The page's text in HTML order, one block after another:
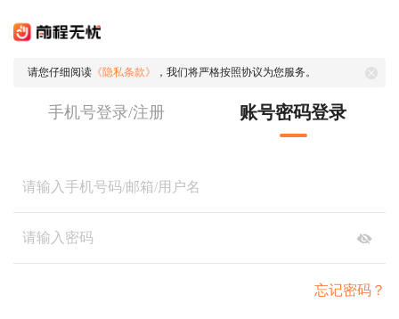
请您仔细阅读 《隐私条款》 ，我们将严格按照协议为您服务。
手机号登录/注册 账号密码登录
忘记密码？